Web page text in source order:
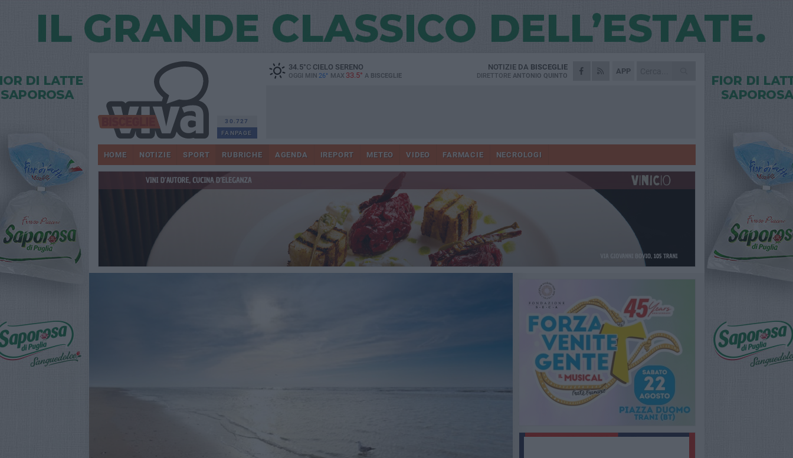
30.727
FANPAGE
34.5°CCIELO SERENO
OGGI MIN 26° MAX 33.5° A BISCEGLIE
APP
NOTIZIE DA BISCEGLIE
DIRETTORE ANTONIO QUINTO
HOME NOTIZIE SPORT RUBRICHE AGENDA IREPORT METEO VIDEO FARMACIE NECROLOGI